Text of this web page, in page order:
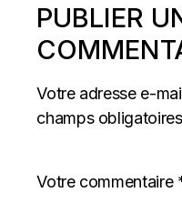
PUBLIER
Votre adresse e-
champs